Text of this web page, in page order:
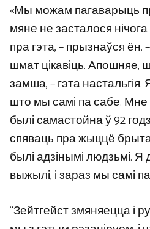
«Мы можам пагаварыць
мяне не засталося нічога
пра гэта, – прызнаўся ён.
шмат цікавіць. Апошняе,
замша, – гэта
што мы самі па сабе.
былі самастойна ў 92
спяваць пра жыццё
былі адзінымі людзьмі.
выжылі, і зараз мы самі
“Зейтгейст змяняецца і